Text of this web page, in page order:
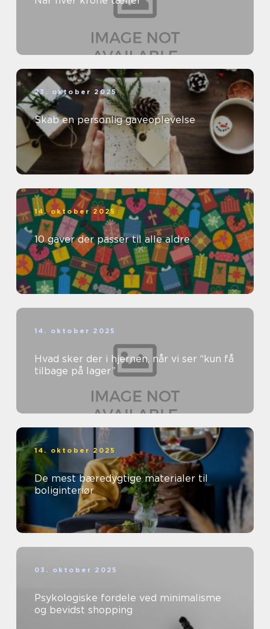
23. oktober 2025
Skab en personlig gaveoplevelse
14. oktober 2025
10 gaver der passer til alle aldre
14. oktober 2025
Hvad sker der i hjernen, når vi ser “kun få
tilbage på lager”
14. oktober 2025
De mest bæredygtige materialer til
boliginteriør
03. oktober 2025
Psykologiske fordele ved minimalisme
og bevidst shopping